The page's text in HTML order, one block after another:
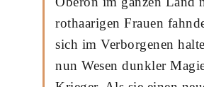
rothaarigen Frauen
sich im Verborgenen
nun Wesen dunkler